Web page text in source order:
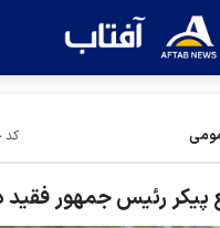
کد
پیکر رئیس جمهور فقید